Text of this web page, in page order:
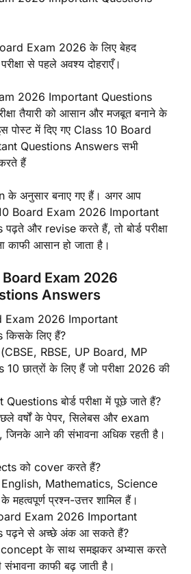
Exam 2026 के लिए बेहद
से पहले अवश्य दोहराएँ।
2026 Important Questions
तैयारी को आसान और मजबूत बनाने के
पोस्ट में दिए गए Class 10 Board
Questions Answers सभी
हैं
अनुसार बनाए गए हैं। अगर आप
Board Exam 2026 Important
और revise करते हैं, तो बोर्ड परीक्षा
आसान हो जाता है।
Board Exam 2026
Answers
Exam 2026 Important
किसके लिए हैं?
(CBSE, RBSE, UP Board, MP
छात्रों के लिए हैं जो परीक्षा 2026 की
बोर्ड परीक्षा में पूछे जाते हैं?
वर्षों के पेपर, सिलेबस और exam
जिनके आने की संभावना अधिक रहती है।
को cover करते हैं?
English, Mathematics, Science
प्रश्न-उत्तर शामिल हैं।
Exam 2026 Important
पढ़ने से अच्छे अंक आ सकते हैं?
concept के साथ समझकर अभ्यास करते
काफी बढ़ जाती है।